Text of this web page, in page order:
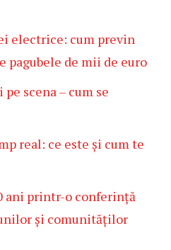
electrice: cum previn
pagubele de mii de euro
scena – cum se
real: ce este și cum te
ani printr-o conferință
și comunităților